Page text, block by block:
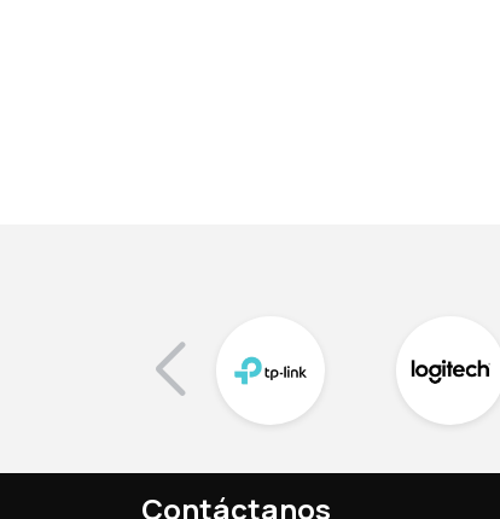
Contáctanos